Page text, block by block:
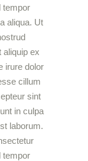
tempor
aliqua. Ut
aliquip ex
irure dolor
cillum
sint
in culpa
laborum.
tempor